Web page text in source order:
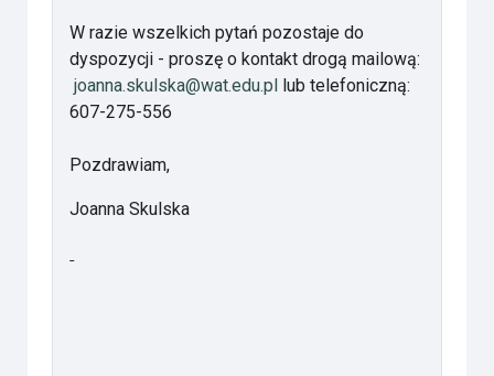
W razie wszelkich pytań pozostaje do
dyspozycji - proszę o kontakt drogą mailową:
joanna.skulska@wat.edu.pl lub telefoniczną:
607-275-556
Pozdrawiam,
Joanna Skulska